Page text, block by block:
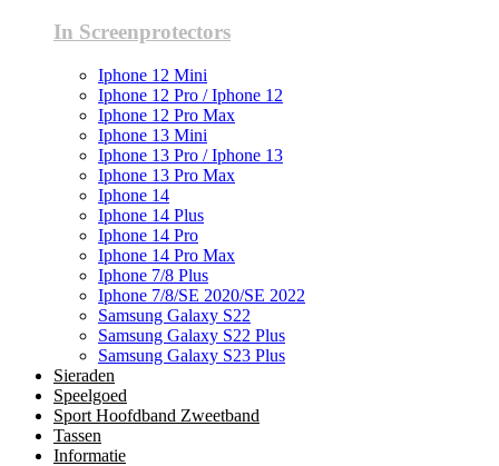
In Screenprotectors
Iphone 12 Mini
Iphone 12 Pro / Iphone 12
Iphone 12 Pro Max
Iphone 13 Mini
Iphone 13 Pro / Iphone 13
Iphone 13 Pro Max
Iphone 14
Iphone 14 Plus
Iphone 14 Pro
Iphone 14 Pro Max
Iphone 7/8 Plus
Iphone 7/8/SE 2020/SE 2022
Samsung Galaxy S22
Samsung Galaxy S22 Plus
Samsung Galaxy S23 Plus
Sieraden
Speelgoed
Sport Hoofdband Zweetband
Tassen
Informatie